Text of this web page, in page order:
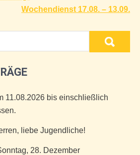
Wochendienst 17.08. – 13.09.
11.08.2026 bis einschließlich
liebe Jugendliche!
28. Dezember